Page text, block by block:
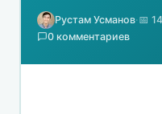
Рустам Усманов·📅
0 комментариев